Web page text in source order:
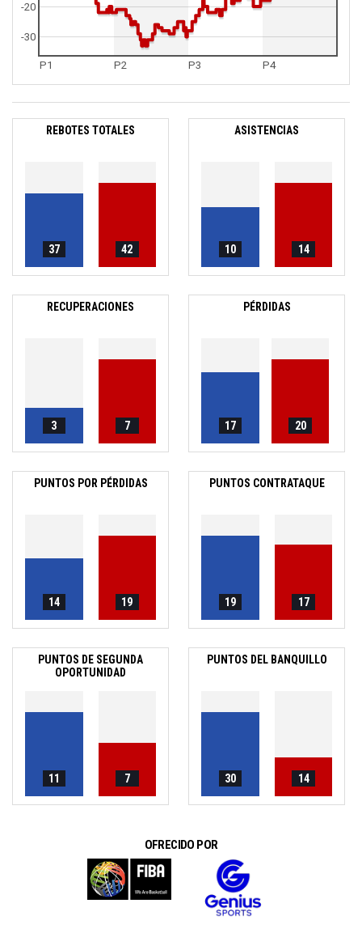
P1 P2 P3 P4
-30
-20
REBOTES TOTALES
37 42
ASISTENCIAS
10 14
RECUPERACIONES
3 7
PÉRDIDAS
17 20
PUNTOS POR PÉRDIDAS
14 19
PUNTOS CONTRATAQUE
19 17
PUNTOS DE SEGUNDA
OPORTUNIDAD
11 7
PUNTOS DEL BANQUILLO
30 14
OFRECIDO POR